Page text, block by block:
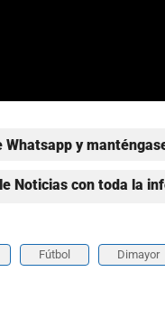
Whatsapp y
Noticias con toda la
Fútbol Dimayor